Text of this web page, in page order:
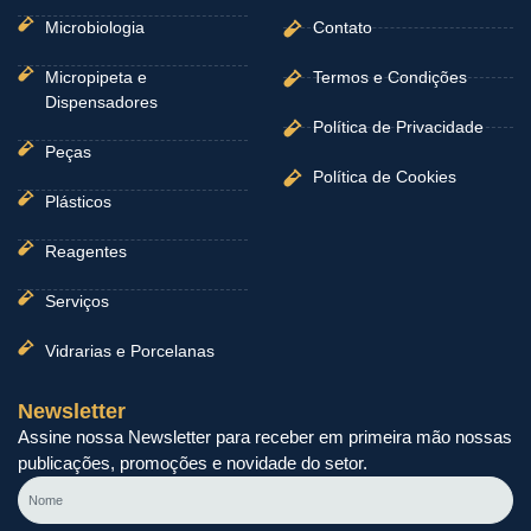
Microbiologia
Micropipeta e
Dispensadores
Peças
Plásticos
Reagentes
Serviços
Vidrarias e Porcelanas
Contato
Termos e Condições
Política de Privacidade
Política de Cookies
Newsletter
Assine nossa Newsletter para receber em primeira mão nossas
publicações, promoções e novidade do setor.
Nome